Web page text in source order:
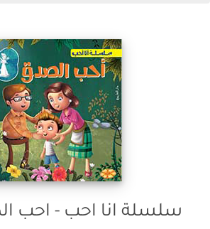
سلسلة انا احب - احب